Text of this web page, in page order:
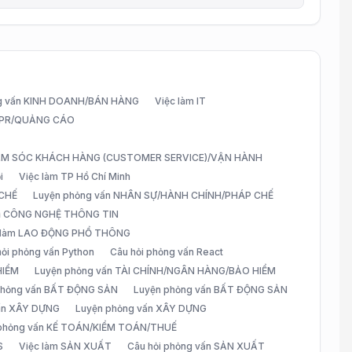
vấn KINH DOANH/BÁN HÀNG
Việc làm IT
QUẢNG CÁO
SÓC KHÁCH HÀNG (CUSTOMER SERVICE)/VẬN HÀNH
Việc làm TP Hồ Chí Minh
Luyện phỏng vấn NHÂN SỰ/HÀNH CHÍNH/PHÁP CHẾ
NGHỆ THÔNG TIN
LAO ĐỘNG PHỔ THÔNG
phỏng vấn Python
Câu hỏi phỏng vấn React
Luyện phỏng vấn TÀI CHÍNH/NGÂN HÀNG/BẢO HIỂM
vấn BẤT ĐỘNG SẢN
Luyện phỏng vấn BẤT ĐỘNG SẢN
XÂY DỰNG
Luyện phỏng vấn XÂY DỰNG
vấn KẾ TOÁN/KIỂM TOÁN/THUẾ
Việc làm SẢN XUẤT Câu hỏi phỏng vấn SẢN XUẤT